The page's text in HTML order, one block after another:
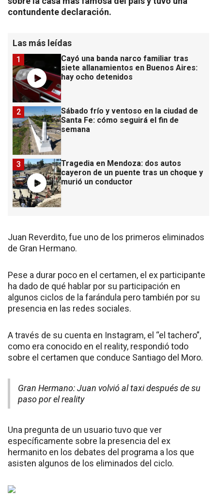
contundente declaración.
Las más leídas
Cayó una banda narco familiar tras
siete allanamientos en Buenos Aires:
hay ocho detenidos
1
Sábado frío y ventoso en la ciudad de
Santa Fe: cómo seguirá el fin de
semana
2
Tragedia en Mendoza: dos autos
cayeron de un puente tras un choque y
murió un conductor
3
Juan Reverdito, fue uno de los primeros eliminados
de Gran Hermano.
Pese a durar poco en el certamen, el ex participante
ha dado de qué hablar por su participación en
algunos ciclos de la farándula pero también por su
presencia en las redes sociales.
A través de su cuenta en Instagram, el “el tachero”,
como era conocido en el reality, respondió todo
sobre el certamen que conduce Santiago del Moro.
Gran Hermano: Juan volvió al taxi después de su
paso por el reality
Una pregunta de un usuario tuvo que ver
específicamente sobre la presencia del ex
hermanito en los debates del programa a los que
asisten algunos de los eliminados del ciclo.